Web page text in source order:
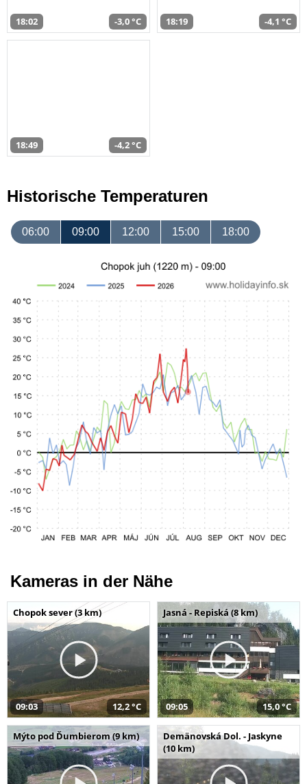
18:02 -3,0 °C 18:19 -4,1 °C
18:49 -4,2 °C
Historische Temperaturen
06:00 09:00 12:00 15:00 18:00
Kameras in der Nähe
Chopok sever (3 km)
09:03 12,2 °C
Jasná - Repiská (8 km)
09:05 15,0 °C
Mýto pod Ďumbierom (9 km)
Demänovská Dol. - Jaskyne
(10 km)